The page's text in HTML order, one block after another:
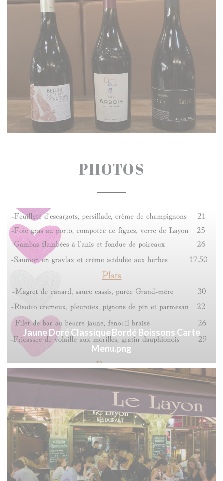
PHOTOS
Jaune Doré Classique Bordé Boissons Carte
Menu.png